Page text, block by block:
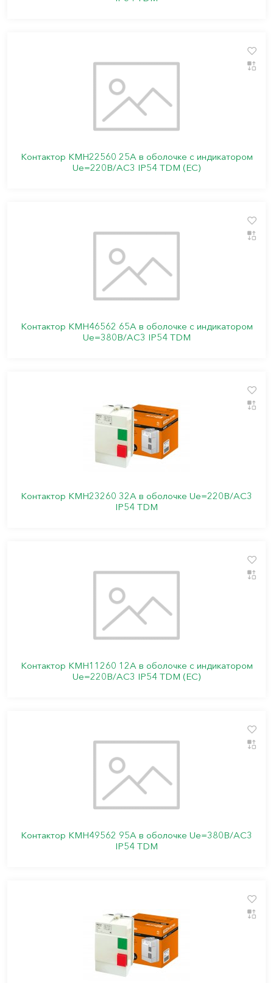
Контактор КМН22560 25А в оболочке с индикатором
Ue=220В/АС3 IP54 TDM (ЕС)
Контактор КМН46562 65А в оболочке с индикатором
Ue=380В/АС3 IP54 TDM
Контактор КМН23260 32А в оболочке Ue=220В/АС3
IP54 TDM
Контактор КМН11260 12А в оболочке с индикатором
Ue=220В/АС3 IP54 TDM (ЕС)
Контактор КМН49562 95А в оболочке Ue=380В/АС3
IP54 TDM